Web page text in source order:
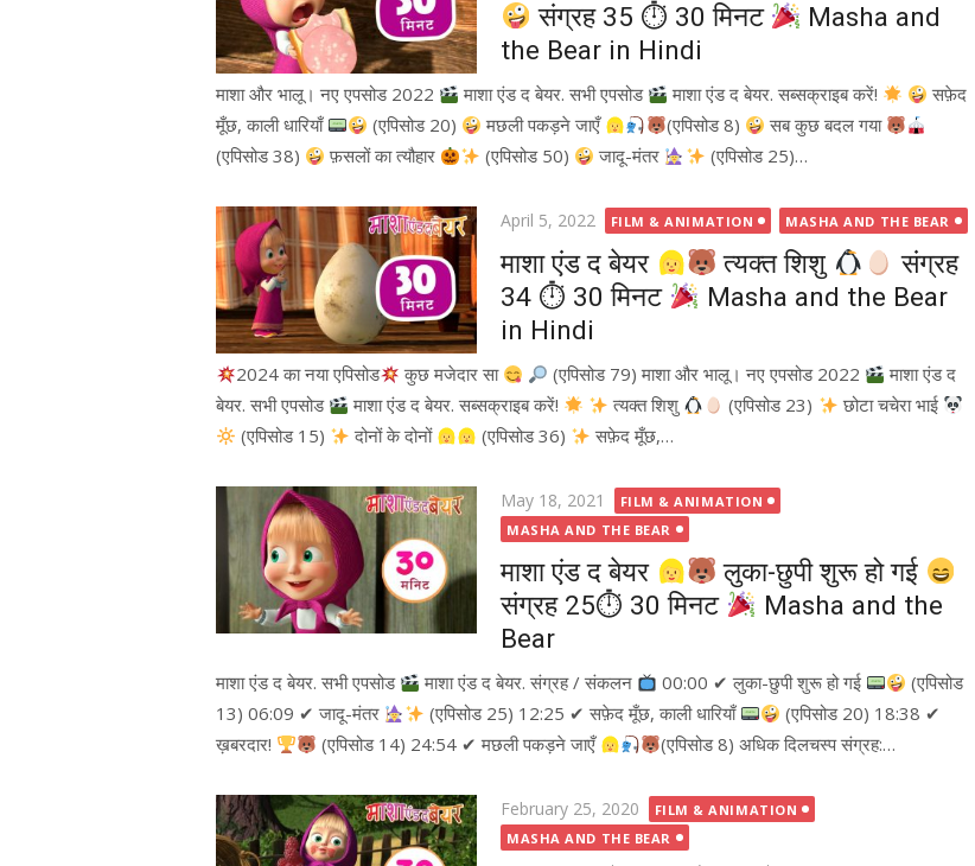
संग्रह 35 ⏱ 30 मिनट
Masha and
the Bear in Hindi
माशा और भालू। नए एपसोड 2022 माशा एंड द बेयर. सभी एपसोड माशा एंड द बेयर. सब्सक्राइब करें!
सफ़ेद
मूँछ, काली धारियाँ
(एपिसोड 20) मछली पकड़ने जाएँ (एपिसोड 8)
सब कुछ बदल गया
(एपिसोड 38)
फ़सलों का त्यौहार (एपिसोड 50) जादू-मंतर (एपिसोड 25)…
Posted
April 5, 2022 FILM & ANIMATION MASHA AND THE BEAR
माशा एंड द बेयर त्यक्त शिशु
संग्रह
34 ⏱ 30 मिनट
Masha and the Bear
in Hindi
2024 का नया एपिसोड कुछ मजेदार सा (एपिसोड 79) माशा और भालू। नए एपसोड 2022
माशा एंड द
बेयर. सभी एपसोड
माशा एंड द बेयर. सब्सक्राइब करें! त्यक्त शिशु (एपिसोड 23)
छोटा चचेरा भाई
(एपिसोड 15)
दोनों के दोनों (एपिसोड 36) सफ़ेद मूँछ,…
Posted
on
May 18, 2021
FILM & ANIMATION
MASHA AND THE BEAR
माशा एंड द बेयर
लुका-छुपी शुरू हो गई
संग्रह 25⏱ 30 मिनट
Masha and the
Bear
माशा एंड द बेयर. सभी एपसोड माशा एंड द बेयर. संग्रह / संकलन 00:00 ✔ लुका-छुपी शुरू हो गई
(एपिसोड
13) 06:09 ✔ जादू-मंतर
(एपिसोड 25) 12:25 ✔ सफ़ेद मूँछ, काली धारियाँ
(एपिसोड 20) 18:38 ✔
ख़बरदार!
(एपिसोड 14) 24:54 ✔ मछली पकड़ने जाएँ (एपिसोड 8) अधिक दिलचस्प संग्रह:…
Posted
on
February 25, 2020
FILM & ANIMATION
MASHA AND THE BEAR